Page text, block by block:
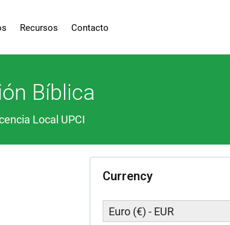
Recursos Contacto
Bíblica
Local UPCI
Currency
Euro (€) - EUR